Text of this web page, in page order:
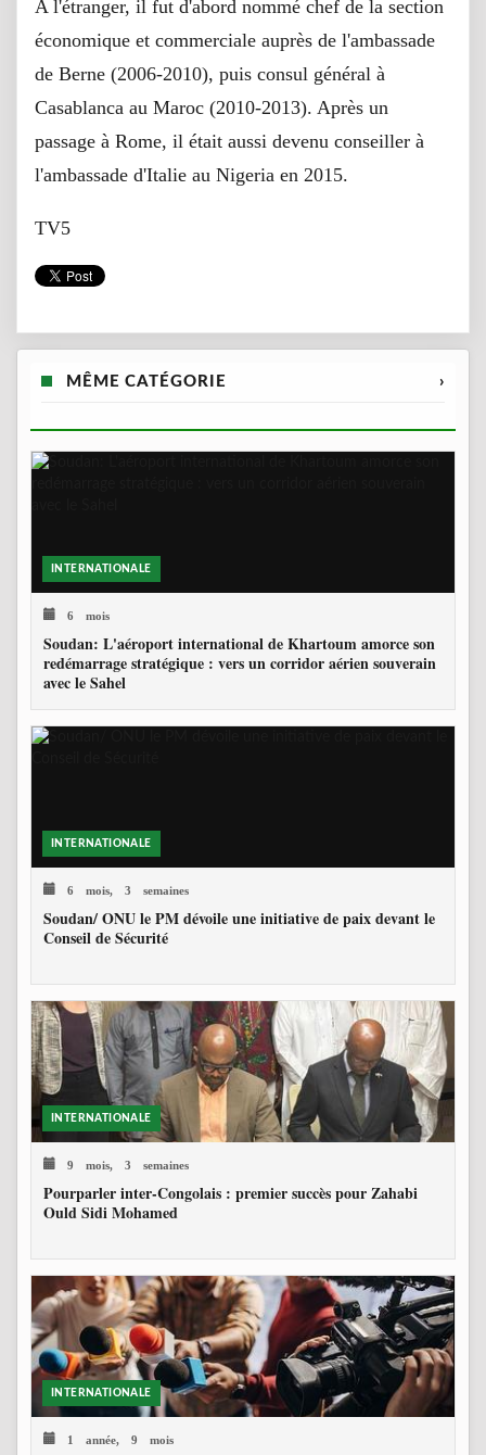
A l'étranger, il fut d'abord nommé chef de la section
économique et commerciale auprès de l'ambassade
de Berne (2006-2010), puis consul général à
Casablanca au Maroc (2010-2013). Après un
passage à Rome, il était aussi devenu conseiller à
l'ambassade d'Italie au Nigeria en 2015.
TV5
MÊME CATÉGORIE ›
INTERNATIONALE
6 mois
Soudan: L'aéroport international de Khartoum amorce son
redémarrage stratégique : vers un corridor aérien souverain
avec le Sahel
INTERNATIONALE
6 mois, 3 semaines
Soudan/ ONU le PM dévoile une initiative de paix devant le
Conseil de Sécurité
INTERNATIONALE
9 mois, 3 semaines
Pourparler inter-Congolais : premier succès pour Zahabi
Ould Sidi Mohamed
INTERNATIONALE
1 année, 9 mois